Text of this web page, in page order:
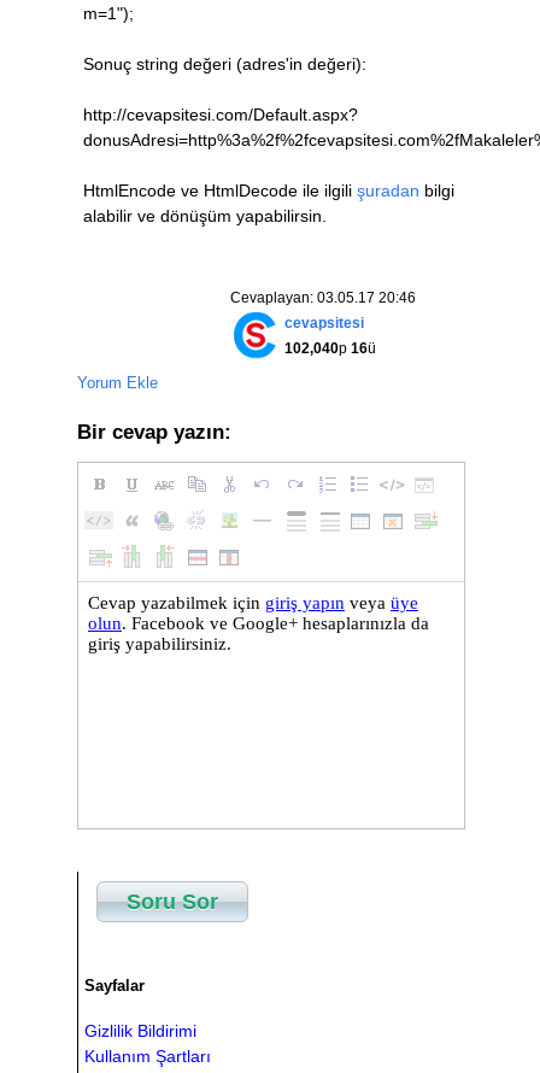
m=1");
Sonuç string değeri (adres'in değeri):
http://cevapsitesi.com/Default.aspx?
HtmlEncode ve HtmlDecode ile ilgili şuradan bilgi
alabilir ve dönüşüm yapabilirsin.
Cevaplayan: 03.05.17 20:46
cevapsitesi
102,040p 16ü
Yorum Ekle
Bir cevap yazın:
Soru Sor
Sayfalar
Gizlilik Bildirimi
Kullanım Şartları